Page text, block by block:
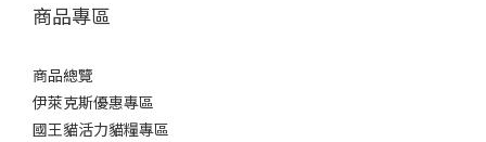
商品專區
商品總覽
伊萊克斯優惠專區
國王貓活力貓糧專區